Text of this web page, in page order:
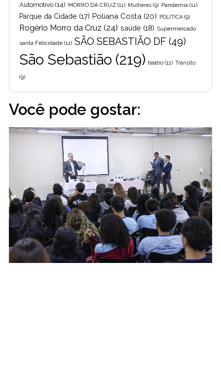
Automotivo (14) MORRO DA CRUZ (11) Mulheres (9) Pandemia (11)
Parque da Cidade (17) Poliana Costa (20) POLITICA (9)
Rogério Morro da Cruz (24) saúde (18) Supermercado
santa Felicidade (11) SÃO SEBASTIÃO DF (49)
São Sebastião (219) teatro (11) Trânsito
(9)
Você pode gostar: